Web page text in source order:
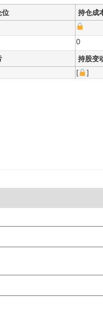
位 持仓成
0
持股变
[
]